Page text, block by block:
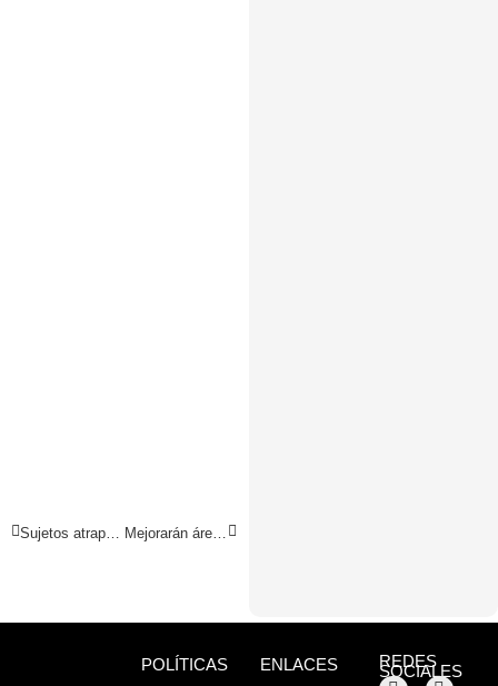
Mejorarán áreas turísticas y ampliarán restaurantes
POLÍTICAS
ENLACES
REDES
SOCIALES